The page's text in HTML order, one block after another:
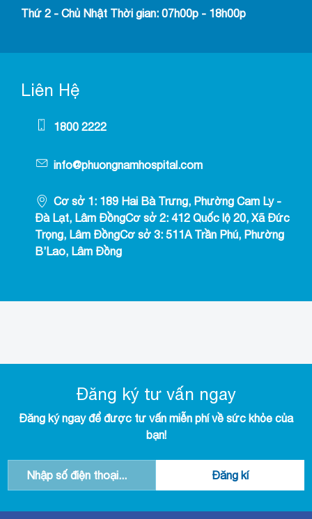
Thứ 2 - Chủ Nhật Thời gian: 07h00p - 18h00p
Liên Hệ
1800 2222
info@phuongnamhospital.com
Cơ sở 1: 189 Hai Bà Trưng, Phường Cam Ly -
Đà Lạt, Lâm ĐồngCơ sở 2: 412 Quốc lộ 20, Xã Đức
Trọng, Lâm ĐồngCơ sở 3: 511A Trần Phú, Phường
B’Lao, Lâm Đồng
Đăng ký tư vấn ngay
Đăng ký ngay để được tư vấn miễn phí về sức khỏe của
bạn!